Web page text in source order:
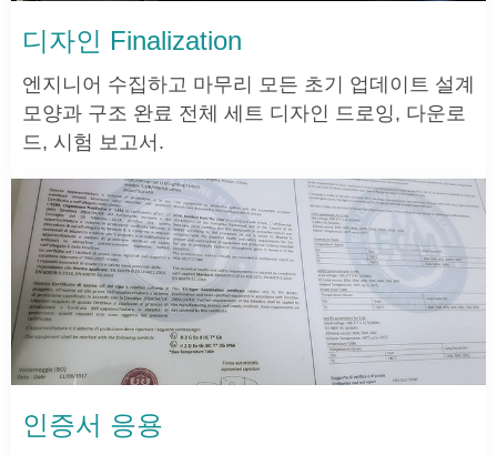
디자인 Finalization
엔지니어 수집하고 마무리 모든 초기 업데이트 설계
모양과 구조 완료 전체 세트 디자인 드로잉, 다운로
드, 시험 보고서.
인증서 응용